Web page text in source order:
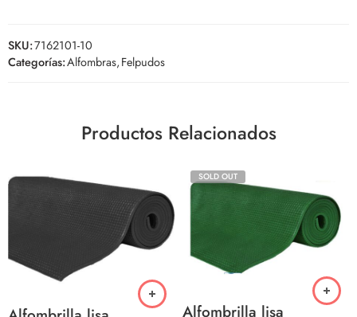
SKU:7162101-10
Categorías:Alfombras,Felpudos
Productos Relacionados
SOLD OUT
Alfombrilla lisa